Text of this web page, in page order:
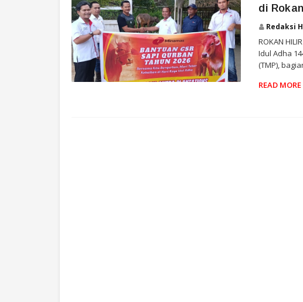
di
Redaksi
ROKAN
Idul Adha
(TMP),
READ MORE